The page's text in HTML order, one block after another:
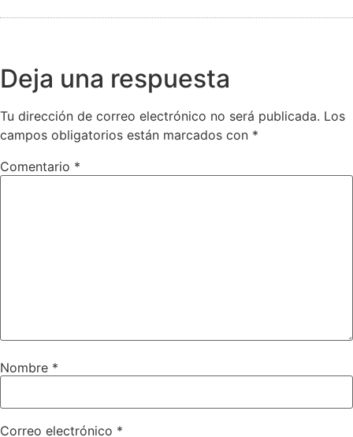
Deja una respuesta
Tu dirección de correo electrónico no será publicada. Los
campos obligatorios están marcados con *
Comentario *
Nombre *
Correo electrónico *